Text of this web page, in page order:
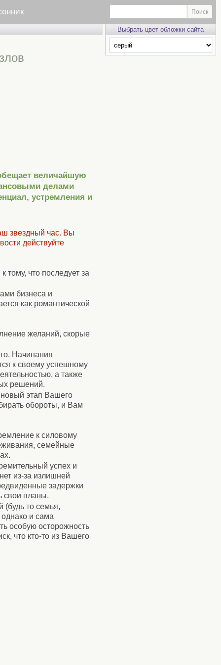
величайшую
делами
устремления и
звездный час. Вы
действуйте
тому, что последует за
бизнеса и
как романтической
желаний, скорые
Начинания
к своему успешному
а также
решений.
этап Вашего
обороты, и Вам
к силовому
семейные
успех и
из-за излишней
задержки
свои планы.
(будь то семья,
и сама
особую осторожность
что кто-то из Вашего
Выбрать цвет обложки сайта